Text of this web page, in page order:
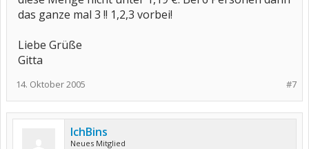
das ganze mal 3 !! 1,2,3 vorbei!
Liebe Grüße
Gitta
#7
14. Oktober 2005
IchBins
Neues Mitglied